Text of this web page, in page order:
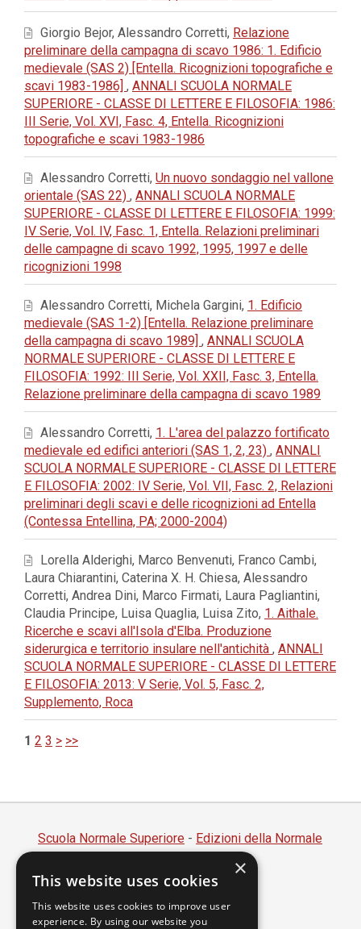
Giorgio Bejor, Alessandro Corretti, Relazione
preliminare della campagna di scavo 1986: 1. Edificio
medievale (SAS 2) [Entella. Ricognizioni topografiche e
scavi 1983-1986] , ANNALI SCUOLA NORMALE
SUPERIORE - CLASSE DI LETTERE E FILOSOFIA: 1986:
III Serie, Vol. XVI, Fasc. 4, Entella. Ricognizioni
topografiche e scavi 1983-1986
Alessandro Corretti, Un nuovo sondaggio nel vallone
orientale (SAS 22) , ANNALI SCUOLA NORMALE
SUPERIORE - CLASSE DI LETTERE E FILOSOFIA: 1999:
IV Serie, Vol. IV, Fasc. 1, Entella. Relazioni preliminari
delle campagne di scavo 1992, 1995, 1997 e delle
ricognizioni 1998
Alessandro Corretti, Michela Gargini, 1. Edificio
medievale (SAS 1-2) [Entella. Relazione preliminare
della campagna di scavo 1989] , ANNALI SCUOLA
NORMALE SUPERIORE - CLASSE DI LETTERE E
FILOSOFIA: 1992: III Serie, Vol. XXII, Fasc. 3, Entella.
Relazione preliminare della campagna di scavo 1989
Alessandro Corretti, 1. L'area del palazzo fortificato
medievale ed edifici anteriori (SAS 1, 2, 23) , ANNALI
SCUOLA NORMALE SUPERIORE - CLASSE DI LETTERE
E FILOSOFIA: 2002: IV Serie, Vol. VII, Fasc. 2, Relazioni
preliminari degli scavi e delle ricognizioni ad Entella
(Contessa Entellina, PA; 2000-2004)
Lorella Alderighi, Marco Benvenuti, Franco Cambi,
Laura Chiarantini, Caterina X. H. Chiesa, Alessandro
Corretti, Andrea Dini, Marco Firmati, Laura Pagliantini,
Claudia Principe, Luisa Quaglia, Luisa Zito, 1. Aithale.
Ricerche e scavi all'Isola d'Elba. Produzione
siderurgica e territorio insulare nell'antichità , ANNALI
SCUOLA NORMALE SUPERIORE - CLASSE DI LETTERE
E FILOSOFIA: 2013: V Serie, Vol. 5, Fasc. 2,
Supplemento, Roca
1 2 3 > >>
Scuola Normale Superiore - Edizioni della Normale
Piazza dei Cavalieri, 7 - 56126 Pisa
Codice fiscale 80005050507
Partita IVA 00420000507
×
This website uses cookies
This website uses cookies to improve user
experience. By using our website you